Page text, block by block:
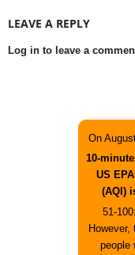
LEAVE A REPLY
Log in to leave a
On
10-
US
(AQI)
51-
people